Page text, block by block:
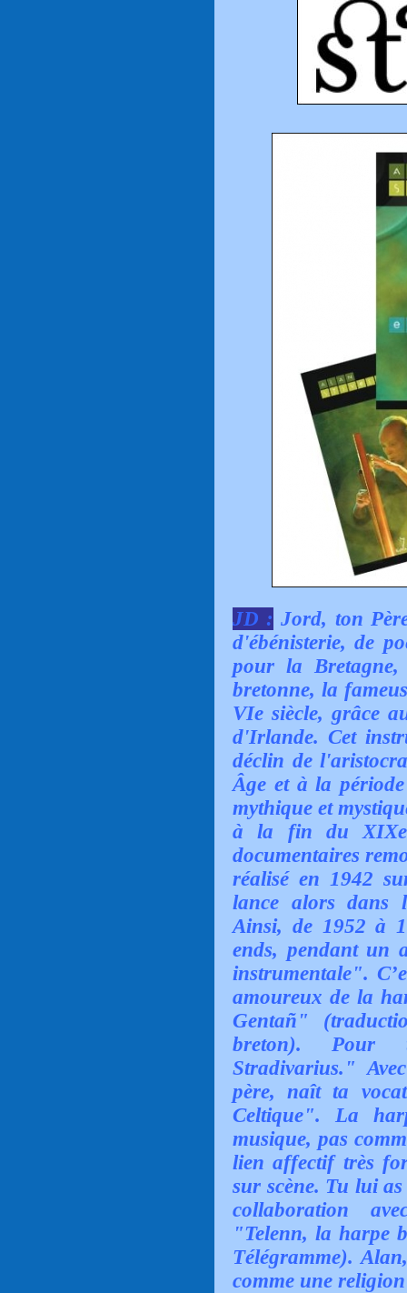
JD : Jord, ton
d'ébénisterie, de
pour la
bretonne, la
VIe siècle, grâce
d'Irlande. Cet
déclin de
Âge et à la
mythique et
à la fin du XIXe
documentaires
réalisé en 1942
lance alors dans
Ainsi, de 1952 à
ends, pendant un
instrumentale".
amoureux de la
Gentañ"
breton). Pour
Stradivarius."
père, naît ta
Celtique". La
musique, pas
lien affectif très
sur scène. Tu lui
collaboration
"Telenn, la harpe
Télégramme).
comme une